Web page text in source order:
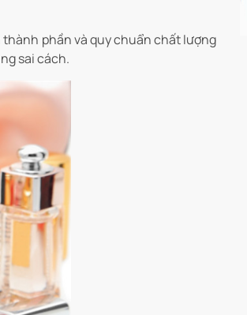
phần và quy chuẩn chất lượng
sai cách.